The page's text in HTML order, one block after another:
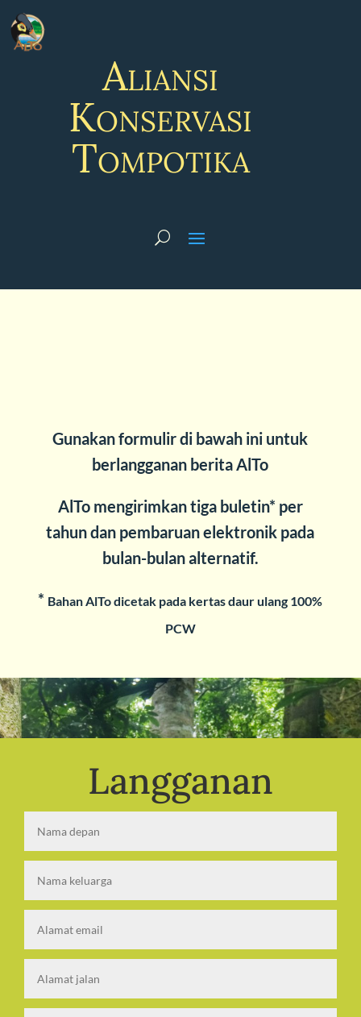
Aliansi
Konservasi
Tompotika
Gunakan formulir di bawah ini untuk
berlangganan berita AlTo
AlTo mengirimkan tiga buletin* per
tahun dan pembaruan elektronik pada
bulan-bulan alternatif.
* Bahan AlTo dicetak pada kertas daur ulang 100%
PCW
Langganan